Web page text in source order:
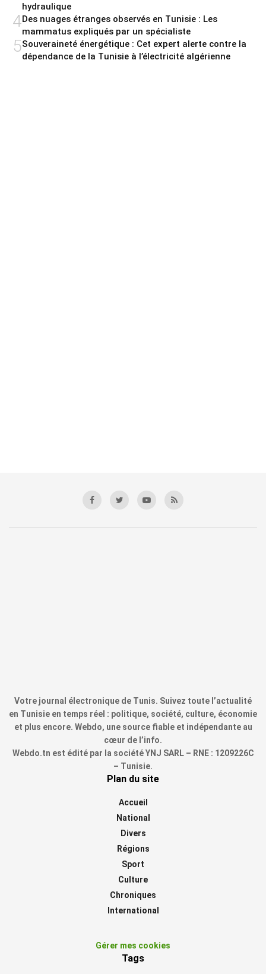
hydraulique
4Des nuages étranges observés en Tunisie : Les
mammatus expliqués par un spécialiste
5Souveraineté énergétique : Cet expert alerte contre la
dépendance de la Tunisie à l’électricité algérienne
Votre journal électronique de Tunis. Suivez toute l’actualité
en Tunisie en temps réel : politique, société, culture, économie
et plus encore. Webdo, une source fiable et indépendante au
cœur de l’info.
Webdo.tn est édité par la société YNJ SARL – RNE : 1209226C
– Tunisie.
Plan du site
Accueil
National
Divers
Régions
Sport
Culture
Chroniques
International
Gérer mes cookies
Tags